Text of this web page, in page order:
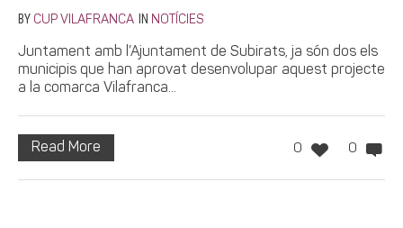
BY CUP VILAFRANCA IN NOTÍCIES
Juntament amb l’Ajuntament de Subirats, ja són dos els
municipis que han aprovat desenvolupar aquest projecte
a la comarca Vilafranca...
0 0
Read More